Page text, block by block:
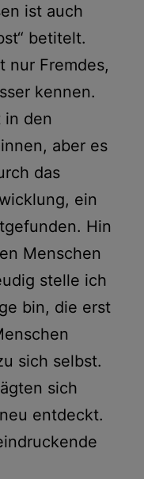
ist auch
betitelt.
nur Fremdes,
kennen.
in den
aber es
das
ein
Hin
Menschen
stelle ich
bin, die erst
sich selbst.
sich
entdeckt.